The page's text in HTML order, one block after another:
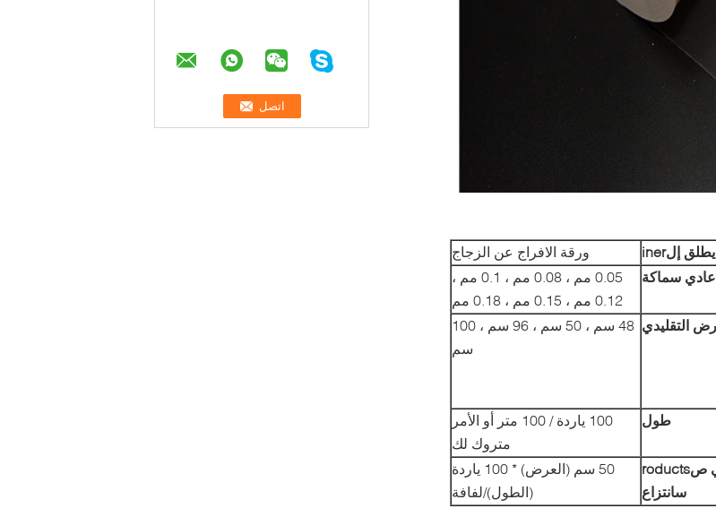
اترك رسالة
يطلق إلiner
ورقة الافراج عن الزجاج
عادي سماكة
0.05 مم ، 0.08 مم ، 0.1 مم ،
0.12 مم ، 0.15 مم ، 0.18 مم
التقليدي
48 سم ، 50 سم ، 96 سم ، 100
سم
طول
100 ياردة / 100 متر أو الأمر
متروك لك
صroducts
سانتزاع
50 سم (العرض) * 100 ياردة
(الطول)/لفافة